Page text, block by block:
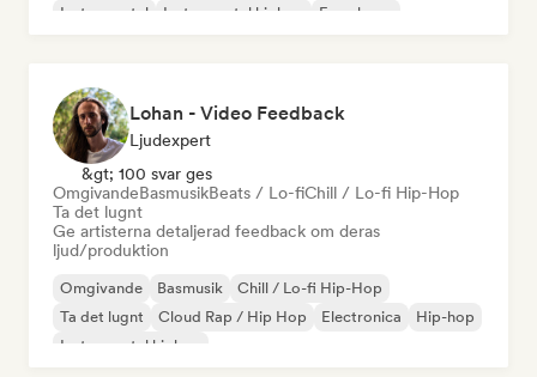
Instrumental
Instrumental hiphop Fransk rap
Lohan - Video Feedback
Ljudexpert
&gt; 100 svar ges
OmgivandeBasmusikBeats / Lo-fiChill / Lo-fi Hip-Hop
Ta det lugnt
Ge artisterna detaljerad feedback om deras
ljud/produktion
Omgivande Basmusik
Chill / Lo-fi Hip-Hop
Ta det lugnt
Cloud Rap / Hip Hop Electronica
Hip-hop
Instrumental hiphop